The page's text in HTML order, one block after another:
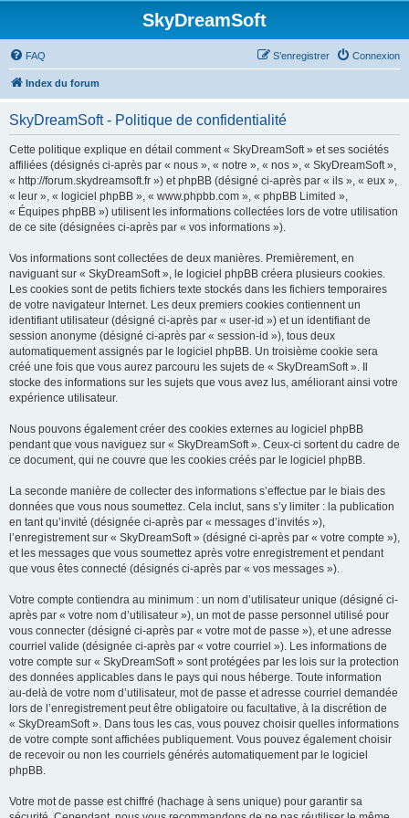
SkyDreamSoft
FAQ Connexion
S’enregistrer
Index du forum
SkyDreamSoft - Politique de confidentialité
Cette politique explique en détail comment « SkyDreamSoft » et ses sociétés
affiliées (désignés ci-après par « nous », « notre », « nos », « SkyDreamSoft »,
« http://forum.skydreamsoft.fr ») et phpBB (désigné ci-après par « ils », « eux »,
« leur », « logiciel phpBB », « www.phpbb.com », « phpBB Limited »,
« Équipes phpBB ») utilisent les informations collectées lors de votre utilisation
de ce site (désignées ci-après par « vos informations »).
Vos informations sont collectées de deux manières. Premièrement, en
naviguant sur « SkyDreamSoft », le logiciel phpBB créera plusieurs cookies.
Les cookies sont de petits fichiers texte stockés dans les fichiers temporaires
de votre navigateur Internet. Les deux premiers cookies contiennent un
identifiant utilisateur (désigné ci-après par « user-id ») et un identifiant de
session anonyme (désigné ci-après par « session-id »), tous deux
automatiquement assignés par le logiciel phpBB. Un troisième cookie sera
créé une fois que vous aurez parcouru les sujets de « SkyDreamSoft ». Il
stocke des informations sur les sujets que vous avez lus, améliorant ainsi votre
expérience utilisateur.
Nous pouvons également créer des cookies externes au logiciel phpBB
pendant que vous naviguez sur « SkyDreamSoft ». Ceux-ci sortent du cadre de
ce document, qui ne couvre que les cookies créés par le logiciel phpBB.
La seconde manière de collecter des informations s’effectue par le biais des
données que vous nous soumettez. Cela inclut, sans s’y limiter : la publication
en tant qu’invité (désignée ci-après par « messages d’invités »),
l’enregistrement sur « SkyDreamSoft » (désigné ci-après par « votre compte »),
et les messages que vous soumettez après votre enregistrement et pendant
que vous êtes connecté (désignés ci-après par « vos messages »).
Votre compte contiendra au minimum : un nom d’utilisateur unique (désigné ci-
après par « votre nom d’utilisateur »), un mot de passe personnel utilisé pour
vous connecter (désigné ci-après par « votre mot de passe »), et une adresse
courriel valide (désignée ci-après par « votre courriel »). Les informations de
votre compte sur « SkyDreamSoft » sont protégées par les lois sur la protection
des données applicables dans le pays qui nous héberge. Toute information
au-delà de votre nom d’utilisateur, mot de passe et adresse courriel demandée
lors de l’enregistrement peut être obligatoire ou facultative, à la discrétion de
« SkyDreamSoft ». Dans tous les cas, vous pouvez choisir quelles informations
de votre compte sont affichées publiquement. Vous pouvez également choisir
de recevoir ou non les courriels générés automatiquement par le logiciel
phpBB.
Votre mot de passe est chiffré (hachage à sens unique) pour garantir sa